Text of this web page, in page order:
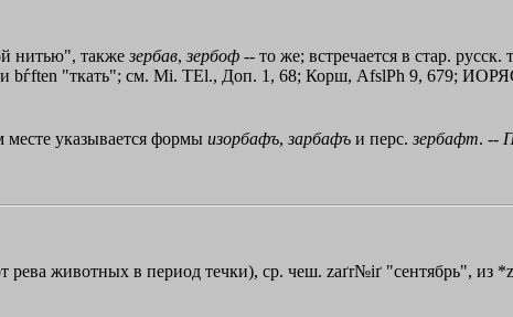
нитью", также зербав, зербоф -- то же; встречается в стар.
и bѓften "ткать"; см. Мi. ТЕl., Доп. 1, 68; Корш, AfslPh 9, 679;
указывается формы изорбафъ, зарбафъ и перс. зербафт. --
рева животных в период течки), ср. чеш. zaґr№iґ "сентябрь", из